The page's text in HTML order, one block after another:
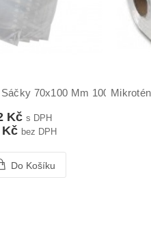
70x100 Mm 100ks
Kč s DPH
Kč bez DPH
Do Košíku